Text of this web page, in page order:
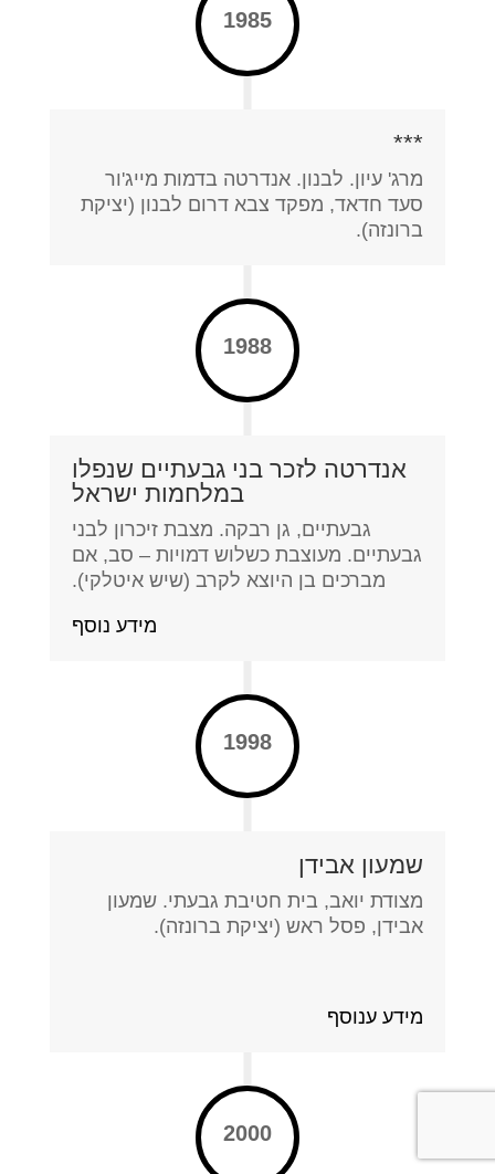
1985
***
מרג' עיון. לבנון. אנדרטה בדמות מייג'ור
סעד חדאד, מפקד צבא דרום לבנון (יציקת
ברונזה).
1988
אנדרטה לזכר בני גבעתיים שנפלו
במלחמות ישראל
גבעתיים, גן רבקה. מצבת זיכרון לבני
גבעתיים. מעוצבת כשלוש דמויות – סב, אם
מברכים בן היוצא לקרב (שיש איטלקי).
מידע נוסף
1998
שמעון אבידן
מצודת יואב, בית חטיבת גבעתי. שמעון
אבידן, פסל ראש (יציקת ברונזה).
מידע ענוסף
2000